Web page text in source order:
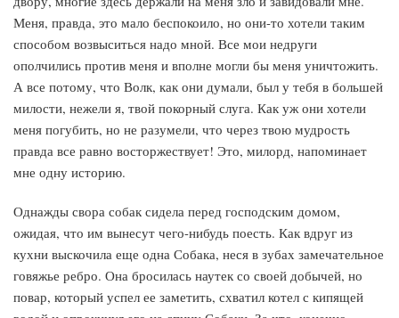
Меня, правда, это мало беспокоило, но они-то хотели таким
способом возвыситься надо мной. Все мои недруги
ополчились против меня и вполне могли бы меня уничтожить.
А все потому, что Волк, как они думали, был у тебя в большей
милости, нежели я, твой покорный слуга. Как уж они хотели
меня погубить, но не разумели, что через твою мудрость
правда все равно восторжествует! Это, милорд, напоминает
мне одну историю.
Однажды свора собак сидела перед господским домом,
ожидая, что им вынесут чего-нибудь поесть. Как вдруг из
кухни выскочила еще одна Собака, неся в зубах замечательное
говяжье ребро. Она бросилась наутек со своей добычей, но
повар, который успел ее заметить, схватил котел с кипящей